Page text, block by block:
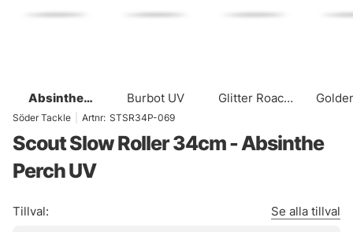
Absinthe
Perch UV
Burbot UV
Glitter Roach
Söder Tackle Artnr: STSR34P-069
Scout Slow Roller 34cm - Absinthe
Perch UV
Tillval: Se alla tillval